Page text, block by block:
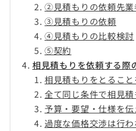
②見積もりの依頼先業
③見積もりの依頼
④見積もりの比較検討
⑤契約
相見積もりを依頼する際
相見積もりをとるこ
全て同じ条件で相見
予算・要望・仕様を伝
過度な価格交渉は行わ